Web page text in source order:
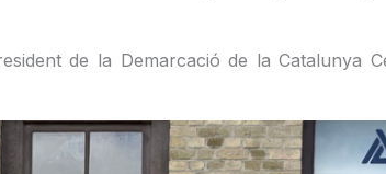
de la Demarcació de la Catalunya